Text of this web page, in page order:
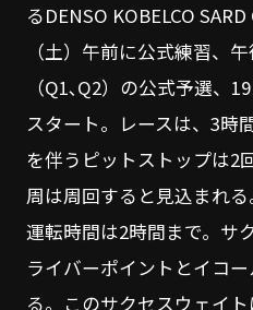
るDENSO KOBELCO
（土）午前に公式練習、
（Q1､Q2）の公式予選、
スタート。レースは、3時
を伴うピットストップは2
周は周回すると見込まれ
運転時間は2時間まで。サ
ライバーポイントとイコ
る。このサクセスウェイ